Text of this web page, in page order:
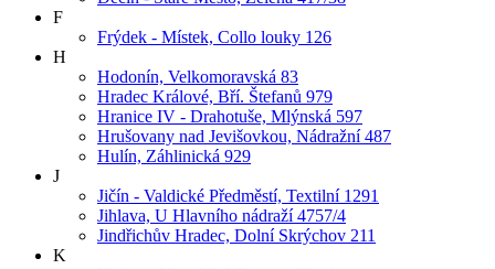
F
Frýdek - Místek, Collo louky 126
H
Hodonín, Velkomoravská 83
Hradec Králové, Bří. Štefanů 979
Hranice IV - Drahotuše, Mlýnská 597
Hrušovany nad Jevišovkou, Nádražní 487
Hulín, Záhlinická 929
J
Jičín - Valdické Předměstí, Textilní 1291
Jihlava, U Hlavního nádraží 4757/4
Jindřichův Hradec, Dolní Skrýchov 211
K